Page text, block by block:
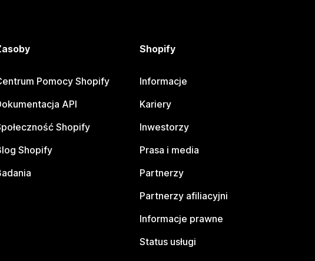
Pomocy Shopify
API
Shopify
Shopify
Shopify
Informacje
Kariery
Inwestorzy
Prasa i media
Partnerzy
Partnerzy afiliacyjni
Informacje prawne
Status usługi